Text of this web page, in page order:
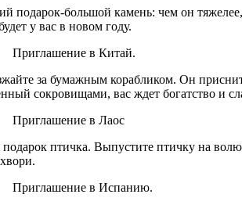
подарок-большой камень: чем он
у вас в новом году.
в Китай.
за бумажным корабликом. Он
сокровищами, вас ждет богатство и
в Лаос
птичка. Выпустите птичку на
в Испанию.